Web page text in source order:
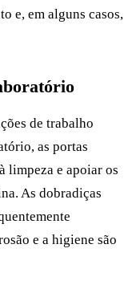
e, em alguns casos,
de trabalho
as portas
limpeza e apoiar os
As dobradiças
e a higiene são